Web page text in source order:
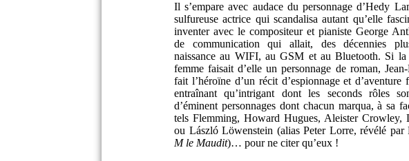
Il s’empare avec audace du personnage d’Hedy
sulfureuse actrice qui scandalisa autant qu’elle
inventer avec le compositeur et pianiste George
de communication qui allait, des décennies
naissance au WIFI, au GSM et au Bluetooth. Si
femme faisait d’elle un personnage de roman,
fait l’héroïne d’un récit d’espionnage et d’aventure
entraînant qu’intrigant dont les seconds rôles
d’éminent personnages dont chacun marqua, à sa
tels Flemming, Howard Hugues, Aleister Crowley,
ou László Löwenstein (alias Peter Lorre, révélé par
M le Maudit)… pour ne citer qu’eux !